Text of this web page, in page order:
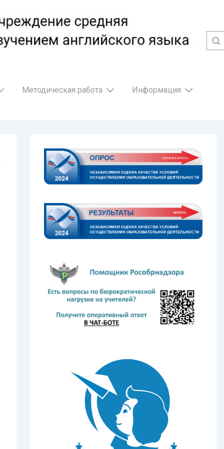
Методическая работа Информация